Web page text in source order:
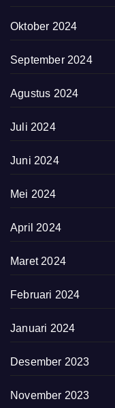
Oktober 2024
September 2024
Agustus 2024
Juli 2024
Juni 2024
Mei 2024
April 2024
Maret 2024
Februari 2024
Januari 2024
Desember 2023
November 2023